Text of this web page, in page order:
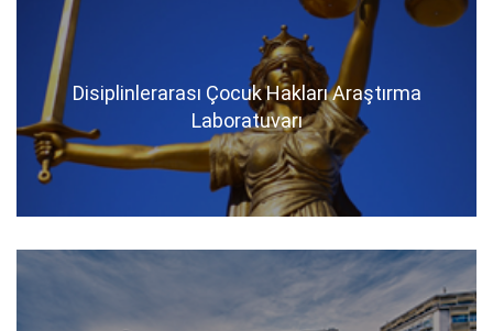
Disiplinlerarası Çocuk Hakları Araştırma
Laboratuvarı